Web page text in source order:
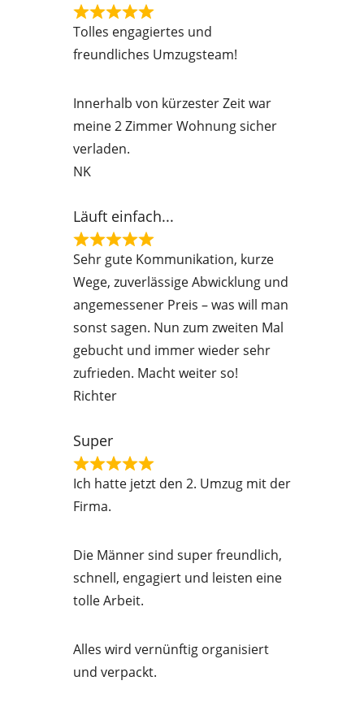
R
a
d
5
o
o
f
Tolles engagiertes und
freundliches Umzugsteam!
Innerhalb von kürzester Zeit war
meine 2 Zimmer Wohnung sicher
verladen.
NK
Läuft einfach...
R
d
5
o
f
Sehr gute Kommunikation, kurze
Wege, zuverlässige Abwicklung und
angemessener Preis – was will man
sonst sagen. Nun zum zweiten Mal
gebucht und immer wieder sehr
zufrieden. Macht weiter so!
Richter
Super
R
d
5
o
t
o
Ich hatte jetzt den 2. Umzug mit der
Firma.
Die Männer sind super freundlich,
schnell, engagiert und leisten eine
tolle Arbeit.
Alles wird vernünftig organisiert
und verpackt.